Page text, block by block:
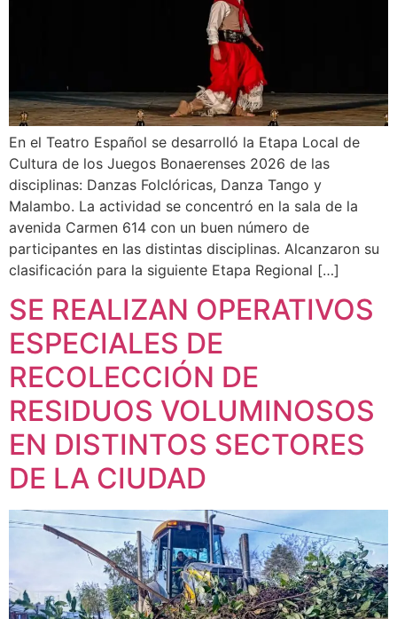
En el Teatro Español se desarrolló la Etapa Local de
Cultura de los Juegos Bonaerenses 2026 de las
disciplinas: Danzas Folclóricas, Danza Tango y
Malambo. La actividad se concentró en la sala de la
avenida Carmen 614 con un buen número de
participantes en las distintas disciplinas. Alcanzaron su
clasificación para la siguiente Etapa Regional […]
SE REALIZAN OPERATIVOS
ESPECIALES DE
RECOLECCIÓN DE
RESIDUOS VOLUMINOSOS
EN DISTINTOS SECTORES
DE LA CIUDAD